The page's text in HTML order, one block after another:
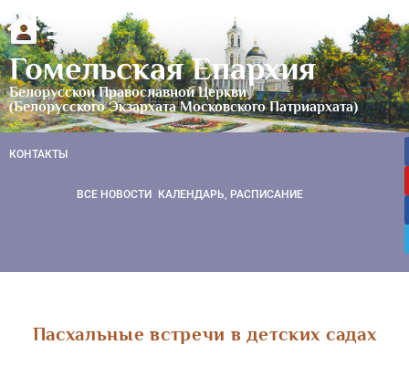
Гомельская Епархия
Белорусской Православной Церкви
(Белорусского Экзархата Московского Патриархата)
КОНТАКТЫ
ВСЕ НОВОСТИ КАЛЕНДАРЬ, РАСПИСАНИЕ
Пасхальные встречи в детских садах